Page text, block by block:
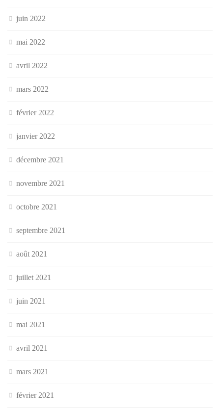
juin 2022
mai 2022
avril 2022
mars 2022
février 2022
janvier 2022
décembre 2021
novembre 2021
octobre 2021
septembre 2021
août 2021
juillet 2021
juin 2021
mai 2021
avril 2021
mars 2021
février 2021